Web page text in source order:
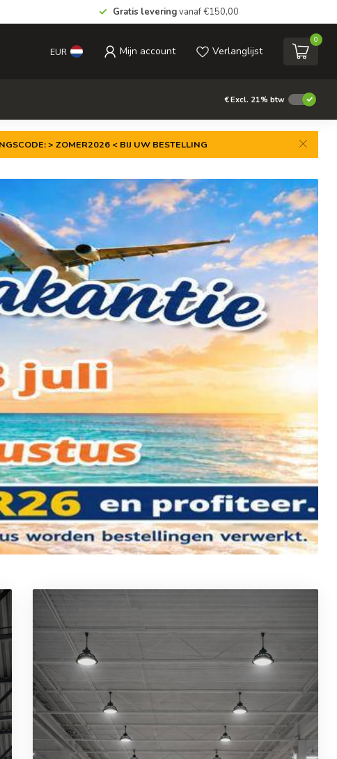
Gratis leveringvanaf €150,00
EUR Mijn account Verlanglijst
0
€Excl. 21% btw
> ZOMER2026 < BIJ UW BESTELLING